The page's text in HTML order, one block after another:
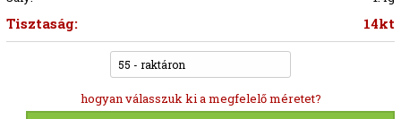
Tisztaság: 14kt
55 - raktáron
hogyan válasszuk ki a megfelelő méretet?